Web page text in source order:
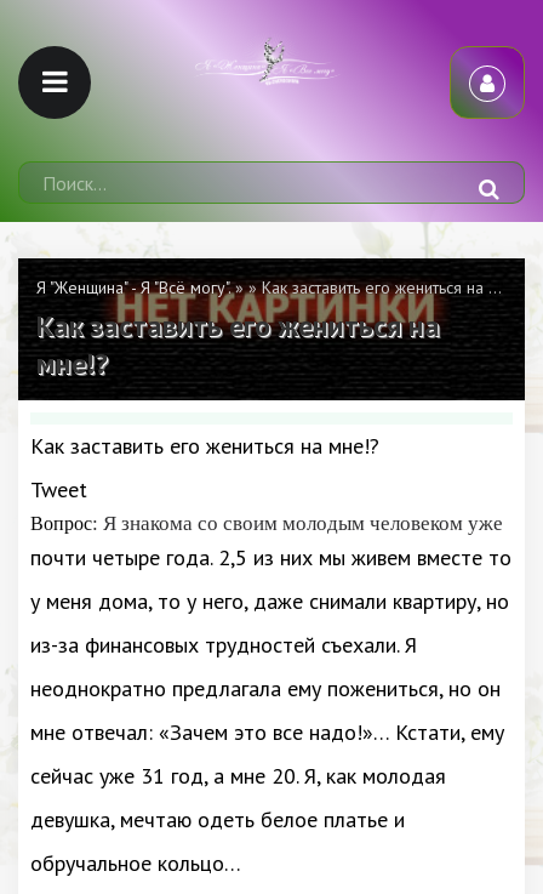
Я "Женщина" - Я "Всё могу".»» Как заставить его жениться на мне!?
Как заставить его жениться на
мне!?
Как заставить его жениться на мне!?
Tweet
Вопрос: Я знакома со своим молодым человеком уже
почти четыре года. 2,5 из них мы живем вместе то
у меня дома, то у него, даже снимали квартиру, но
из-за финансовых трудностей съехали. Я
неоднократно предлагала ему пожениться, но он
мне отвечал: «Зачем это все надо!»… Кстати, ему
сейчас уже 31 год, а мне 20. Я, как молодая
девушка, мечтаю одеть белое платье и
обручальное кольцо…